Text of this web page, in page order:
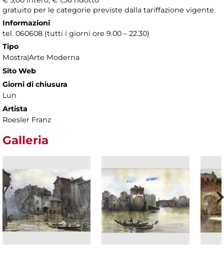
gratuito per le categorie previste dalla tariffazione vigente
Informazioni
tel. 060608 (tutti i giorni ore 9.00 – 22.30)
Tipo
Mostra|Arte Moderna
Sito Web
Giorni di chiusura
Lun
Artista
Roesler Franz
Galleria